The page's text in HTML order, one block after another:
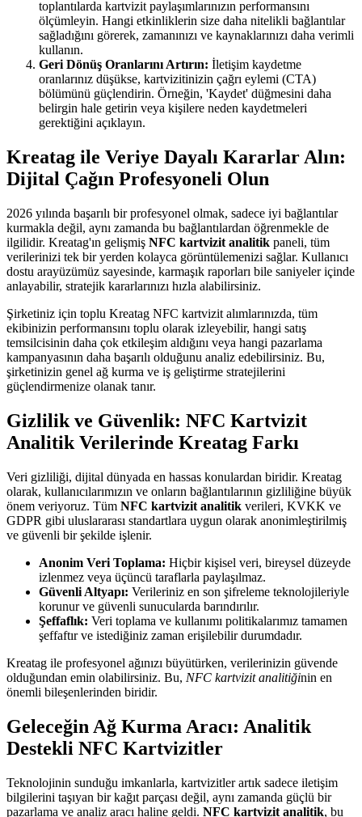
toplantılarda kartvizit paylaşımlarınızın performansını
ölçümleyin. Hangi etkinliklerin size daha nitelikli bağlantılar
sağladığını görerek, zamanınızı ve kaynaklarınızı daha verimli
kullanın.
Geri Dönüş Oranlarını Artırın: İletişim kaydetme
oranlarınız düşükse, kartvizitinizin çağrı eylemi (CTA)
bölümünü güçlendirin. Örneğin, 'Kaydet' düğmesini daha
belirgin hale getirin veya kişilere neden kaydetmeleri
gerektiğini açıklayın.
Kreatag ile Veriye Dayalı Kararlar Alın:
Dijital Çağın Profesyoneli Olun
2026 yılında başarılı bir profesyonel olmak, sadece iyi bağlantılar
kurmakla değil, aynı zamanda bu bağlantılardan öğrenmekle de
ilgilidir. Kreatag'ın gelişmiş NFC kartvizit analitik paneli, tüm
verilerinizi tek bir yerden kolayca görüntülemenizi sağlar. Kullanıcı
dostu arayüzümüz sayesinde, karmaşık raporları bile saniyeler içinde
anlayabilir, stratejik kararlarınızı hızla alabilirsiniz.
Şirketiniz için toplu Kreatag NFC kartvizit alımlarınızda, tüm
ekibinizin performansını toplu olarak izleyebilir, hangi satış
temsilcisinin daha çok etkileşim aldığını veya hangi pazarlama
kampanyasının daha başarılı olduğunu analiz edebilirsiniz. Bu,
şirketinizin genel ağ kurma ve iş geliştirme stratejilerini
güçlendirmenize olanak tanır.
Gizlilik ve Güvenlik: NFC Kartvizit
Analitik Verilerinde Kreatag Farkı
Veri gizliliği, dijital dünyada en hassas konulardan biridir. Kreatag
olarak, kullanıcılarımızın ve onların bağlantılarının gizliliğine büyük
önem veriyoruz. Tüm NFC kartvizit analitik verileri, KVKK ve
GDPR gibi uluslararası standartlara uygun olarak anonimleştirilmiş
ve güvenli bir şekilde işlenir.
Anonim Veri Toplama: Hiçbir kişisel veri, bireysel düzeyde
izlenmez veya üçüncü taraflarla paylaşılmaz.
Güvenli Altyapı: Verileriniz en son şifreleme teknolojileriyle
korunur ve güvenli sunucularda barındırılır.
Şeffaflık: Veri toplama ve kullanımı politikalarımız tamamen
şeffaftır ve istediğiniz zaman erişilebilir durumdadır.
Kreatag ile profesyonel ağınızı büyütürken, verilerinizin güvende
olduğundan emin olabilirsiniz. Bu, NFC kartvizit analitiğinin en
önemli bileşenlerinden biridir.
Geleceğin Ağ Kurma Aracı: Analitik
Destekli NFC Kartvizitler
Teknolojinin sunduğu imkanlarla, kartvizitler artık sadece iletişim
bilgilerini taşıyan bir kağıt parçası değil, aynı zamanda güçlü bir
pazarlama ve analiz aracı haline geldi. NFC kartvizit analitik, bu